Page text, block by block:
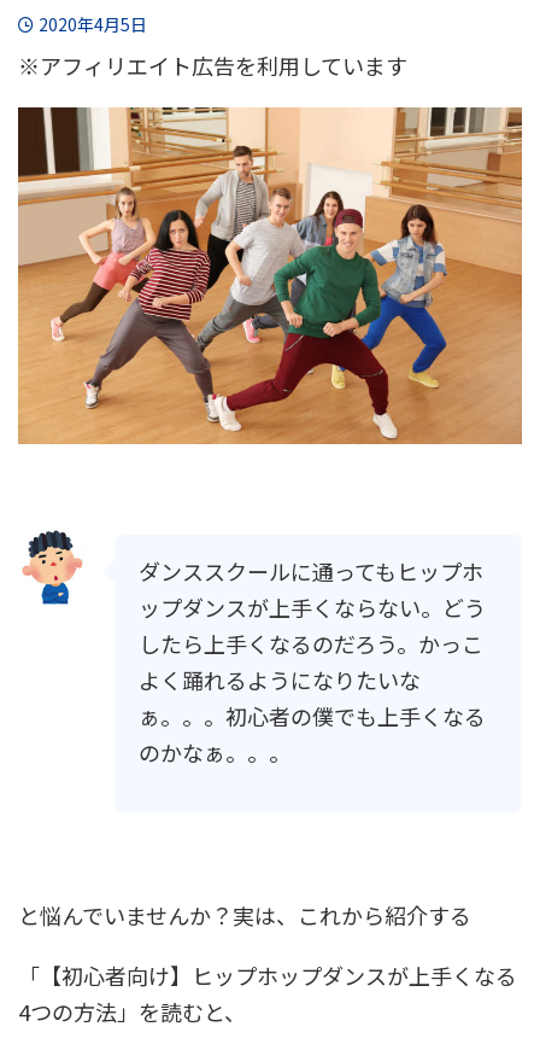
2020年4月5日
※アフィリエイト広告を利用しています
ダンススクールに通ってもヒップホ
ップダンスが上手くならない。どう
したら上手くなるのだろう。かっこ
よく踊れるようになりたいな
ぁ。。。初心者の僕でも上手くなる
のかなぁ。。。
と悩んでいませんか？実は、これから紹介する
「【初心者向け】ヒップホップダンスが上手くなる
4つの方法」を読むと、